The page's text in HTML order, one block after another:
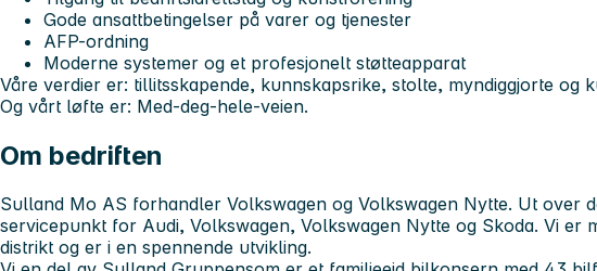
Gode ansattbetingelser på varer og tjenester
AFP-ordning
Moderne systemer og et profesjonelt støtteapparat
Våre verdier er: tillitsskapende, kunnskapsrike, stolte, myndiggjorte og
Og vårt løfte er: Med-deg-hele-veien.
Om bedriften
Sulland Mo AS forhandler Volkswagen og Volkswagen Nytte. Ut over
servicepunkt for Audi, Volkswagen, Volkswagen Nytte og Skoda. Vi er
distrikt og er i en spennende utvikling.